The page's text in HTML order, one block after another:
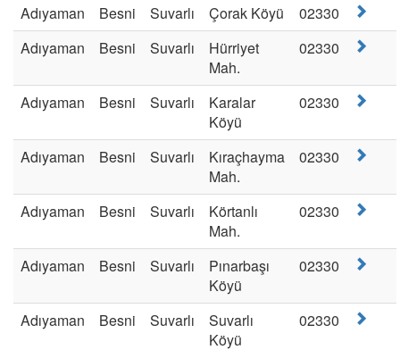
Adıyaman Besni Suvarlı Çorak Köyü
02330
Adıyaman
Besni Suvarlı
Hürriyet
Mah.
02330
Adıyaman Besni Suvarlı
Karalar
Köyü
02330
Adıyaman Besni Suvarlı
Kıraçhayma
Mah.
02330
Adıyaman Besni Suvarlı
Körtanlı
Mah.
02330
Adıyaman Besni Suvarlı
Pınarbaşı
Köyü
02330
Adıyaman Besni Suvarlı
Suvarlı
Köyü
02330